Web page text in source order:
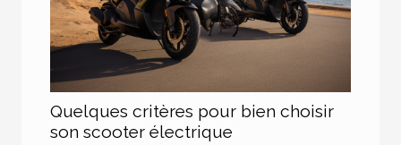
Quelques critères pour bien choisir
son scooter électrique